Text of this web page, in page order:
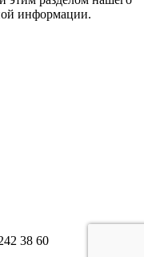
информации.
38 60